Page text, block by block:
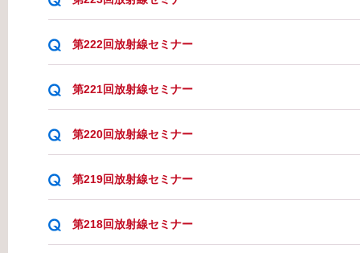
第222回放射線セミナー
第221回放射線セミナー
第220回放射線セミナー
第219回放射線セミナー
第218回放射線セミナー